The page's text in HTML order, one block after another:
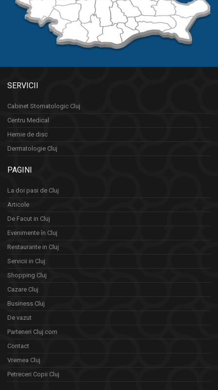
SERVICII
Cabinet Stomatologic Cluj
Centru Medical
Hernie de disc
Dermatologie Cluj
PAGINI
La doi pasi de Cluj
Articole
De Facut in Cluj
Evenimente în Cluj
Restaurante in Cluj
Servicii in Cluj
Shopping Cluj
Cazare Cluj
Business Cluj
De vazut
Parteneri Cluj.com
Contact
Vremea Cluj
Petreceri Copii Cluj